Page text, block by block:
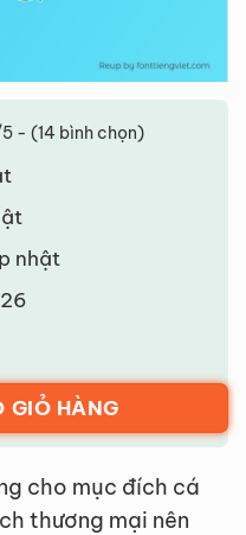
- (14 bình chọn)
nhật
GIỎ HÀNG
cho mục đích cá
thương mại nên